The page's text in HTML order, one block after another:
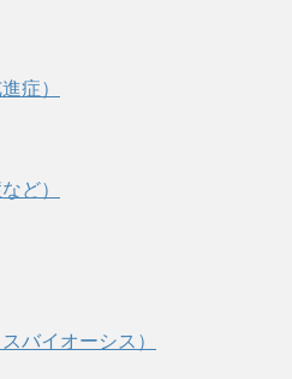
症）
ど）
バイオーシス）